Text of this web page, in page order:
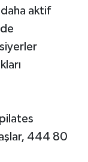
aktif
444 80